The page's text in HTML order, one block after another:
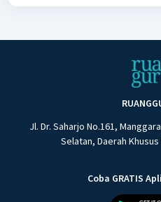
Jl. Dr. Saharjo No.161,
Selatan, Daerah
Coba GRATIS